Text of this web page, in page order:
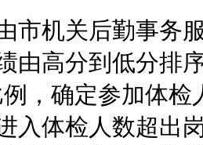
机关后勤事务服
由高分到低分排
例，确定参加体
入体检人数超出